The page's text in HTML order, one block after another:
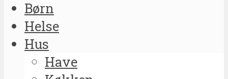
Børn
Helse
Hus
Have